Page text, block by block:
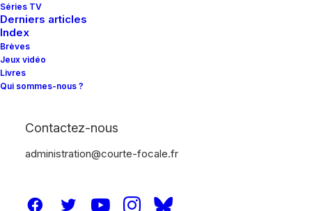
Séries TV
Derniers articles
Index
Brèves
Jeux vidéo
Livres
Qui sommes-nous ?
Contactez-nous
administration@courte-focale.fr